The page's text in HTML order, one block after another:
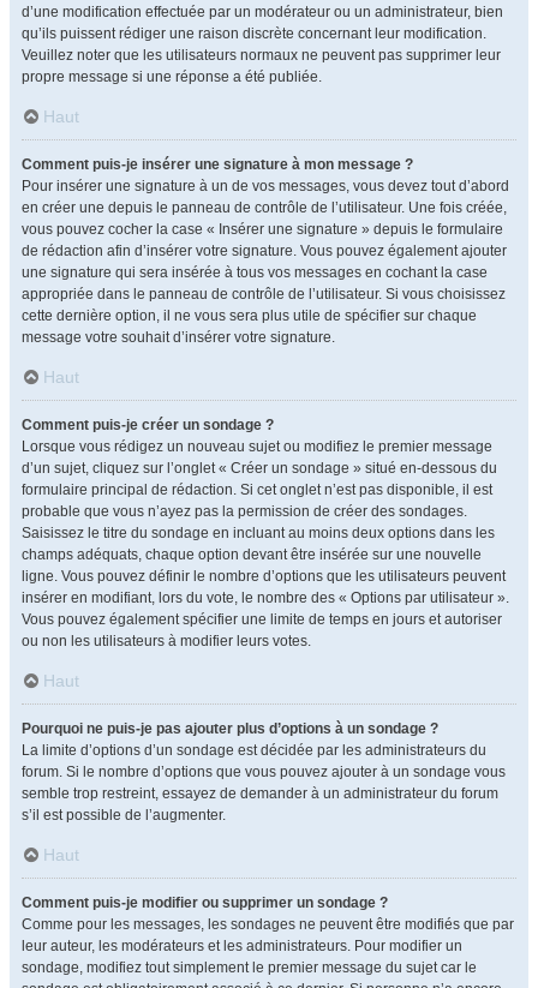
d’une modification effectuée par un modérateur ou un administrateur, bien
qu’ils puissent rédiger une raison discrète concernant leur modification.
Veuillez noter que les utilisateurs normaux ne peuvent pas supprimer leur
propre message si une réponse a été publiée.
Haut
Comment puis-je insérer une signature à mon message ?
Pour insérer une signature à un de vos messages, vous devez tout d’abord
en créer une depuis le panneau de contrôle de l’utilisateur. Une fois créée,
vous pouvez cocher la case « Insérer une signature » depuis le formulaire
de rédaction afin d’insérer votre signature. Vous pouvez également ajouter
une signature qui sera insérée à tous vos messages en cochant la case
appropriée dans le panneau de contrôle de l’utilisateur. Si vous choisissez
cette dernière option, il ne vous sera plus utile de spécifier sur chaque
message votre souhait d’insérer votre signature.
Haut
Comment puis-je créer un sondage ?
Lorsque vous rédigez un nouveau sujet ou modifiez le premier message
d’un sujet, cliquez sur l’onglet « Créer un sondage » situé en-dessous du
formulaire principal de rédaction. Si cet onglet n’est pas disponible, il est
probable que vous n’ayez pas la permission de créer des sondages.
Saisissez le titre du sondage en incluant au moins deux options dans les
champs adéquats, chaque option devant être insérée sur une nouvelle
ligne. Vous pouvez définir le nombre d’options que les utilisateurs peuvent
insérer en modifiant, lors du vote, le nombre des « Options par utilisateur ».
Vous pouvez également spécifier une limite de temps en jours et autoriser
ou non les utilisateurs à modifier leurs votes.
Haut
Pourquoi ne puis-je pas ajouter plus d’options à un sondage ?
La limite d’options d’un sondage est décidée par les administrateurs du
forum. Si le nombre d’options que vous pouvez ajouter à un sondage vous
semble trop restreint, essayez de demander à un administrateur du forum
s’il est possible de l’augmenter.
Haut
Comment puis-je modifier ou supprimer un sondage ?
Comme pour les messages, les sondages ne peuvent être modifiés que par
leur auteur, les modérateurs et les administrateurs. Pour modifier un
sondage, modifiez tout simplement le premier message du sujet car le